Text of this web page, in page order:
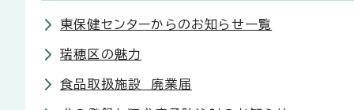
東保健センターからのお知らせ一覧
瑞穂区の魅力
食品取扱施設 廃業届